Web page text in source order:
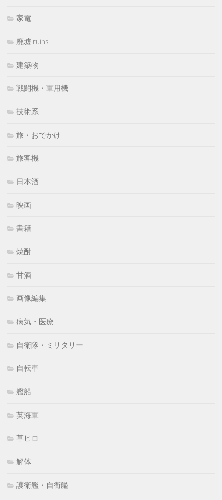
家電
廃墟 ruins
建築物
戦闘機・軍用機
技術系
旅・おでかけ
旅客機
日本酒
映画
書籍
焼酎
甘酒
画像編集
病気・医療
自衛隊・ミリタリー
自転車
艦船
英海軍
草ヒロ
解体
護衛艦・自衛艦